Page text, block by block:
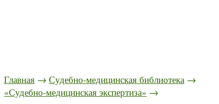
Главная → Судебно-медицинская библиотека →
«Судебно-медицинская экспертиза» →